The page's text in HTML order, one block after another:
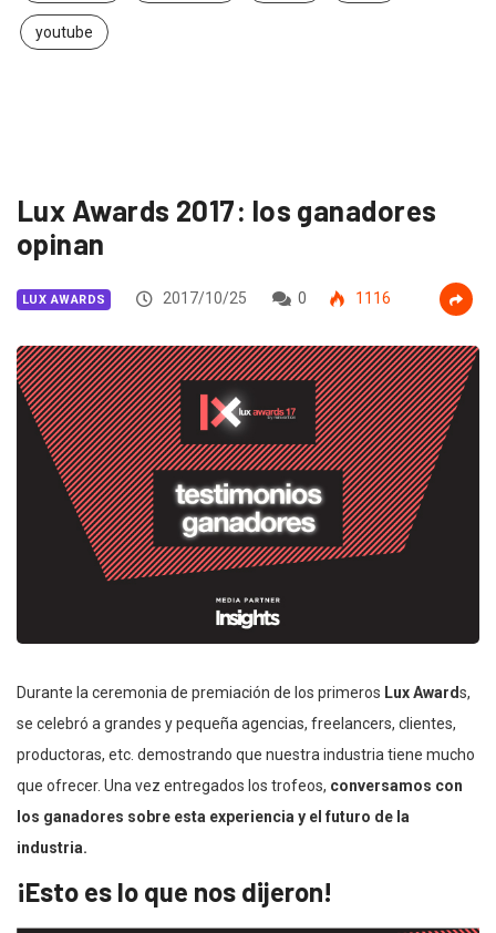
youtube
Lux Awards 2017: los ganadores
opinan
LUX AWARDS 2017/10/25 0 1116
Durante la ceremonia de premiación de los primeros Lux Awards,
se celebró a grandes y pequeña agencias, freelancers, clientes,
productoras, etc. demostrando que nuestra industria tiene mucho
que ofrecer. Una vez entregados los trofeos, conversamos con
los ganadores sobre esta experiencia y el futuro de la
industria.
¡Esto es lo que nos dijeron!